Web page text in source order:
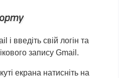
і введіть свій логін та
запису Gmail.
екрана натисніть на